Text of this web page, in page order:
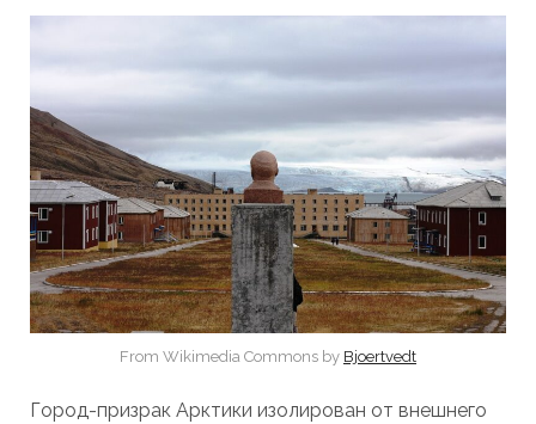
From Wikimedia Commons by Bjoertvedt
Город-призрак Арктики изолирован от внешнего